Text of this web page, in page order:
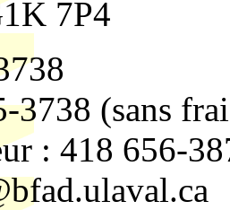
7P4
3738 (sans
: 418 656-